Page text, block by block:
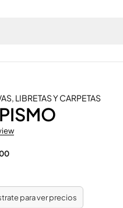
, LIBRETAS Y CARPETAS
para ver precios